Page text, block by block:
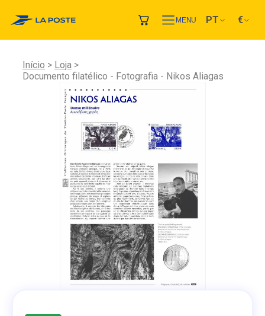
MENU PT €
Início
Loja
Documento filatélico - Fotografia - Nikos Aliagas